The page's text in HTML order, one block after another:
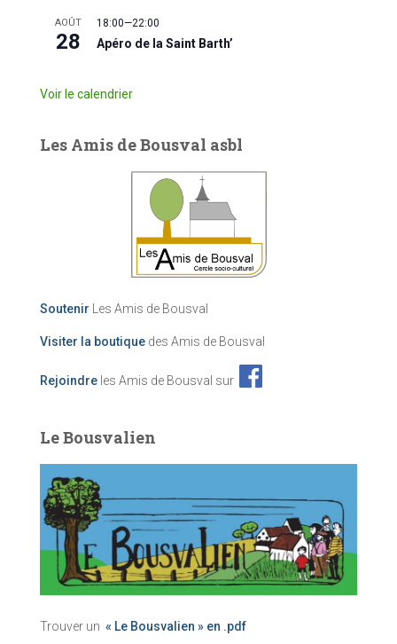
AOÛT
28
18:00—22:00
Apéro de la Saint Barth’
Voir le calendrier
Les Amis de Bousval asbl
Soutenir Les Amis de Bousval
Visiter la boutique des Amis de Bousval
Rejoindre les Amis de Bousval sur
Le Bousvalien
Trouver un « Le Bousvalien » en .pdf